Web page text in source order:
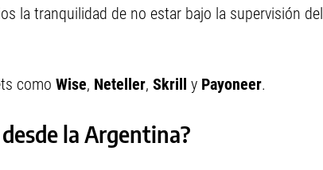
la tranquilidad de no estar bajo la supervisión del
como Wise, Neteller, Skrill y Payoneer.
la Argentina?